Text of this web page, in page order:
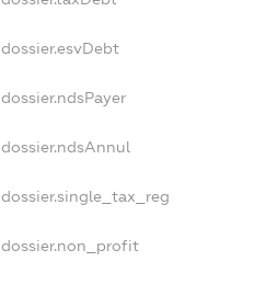
dossier.esvDebt
dossier.ndsPayer
dossier.ndsAnnul
dossier.single_tax_reg
dossier.non_profit